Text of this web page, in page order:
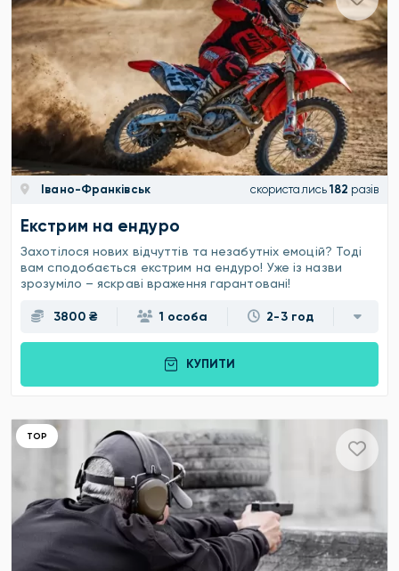
Івано-Франківськ скористались 182 разів
Екстрим на ендуро
Захотілося нових відчуттів та незабутніх емоцій? Тоді
вам сподобається екстрим на ендуро! Уже із назви
зрозуміло – яскраві враження гарантовані!
3800 ₴ 1 особа 2-3 год
КУПИТИ
ТОР